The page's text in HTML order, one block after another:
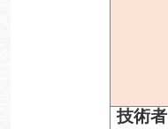
技術者